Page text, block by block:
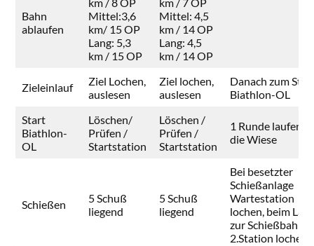
Bahn
ablaufen
Mittel:3,6
km/ 15 OP
Lang: 5,3
km / 15 OP
Mittel: 4,5
km / 14 OP
Lang: 4,5
km / 14 OP
Zieleinlauf
Ziel Lochen,
auslesen
Ziel lochen,
auslesen
Danach zum
Biathlon-OL
Start
Biathlon-
OL
Löschen/
Prüfen /
Startstation
Löschen /
Prüfen /
Startstation
1 Runde laufen
die Wiese
Schießen
5 Schuß
liegend
5 Schuß
liegend
Bei besetzter
Schießanlage
Wartestation
lochen, beim
zur Schießbahn
2.Station lochen